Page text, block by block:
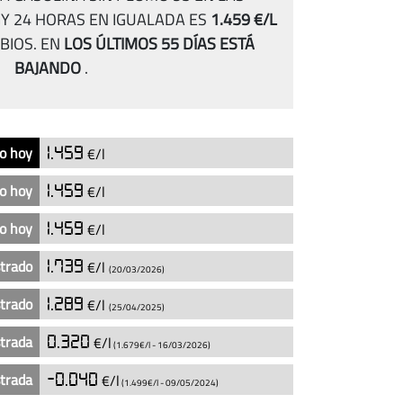
24 HORAS EN IGUALADA ES 1.459 €/L
EN LOS ÚLTIMOS 55 DÍASESTÁ
BAJANDO.
hoy 1.459 €/l
hoy
1.459 €/l
hoy
1.459 €/l
1.739 €/l (20/03/2026)
1.289 €/l (25/04/2025)
0.320 €/l (1.679€/l - 16/03/2026)
-0.040 €/l (1.499€/l -09/05/2024)